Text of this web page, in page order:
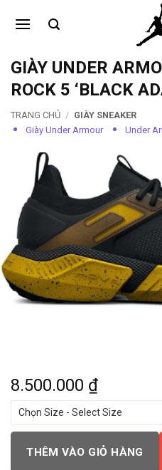
qua
dungGIÀY UNDER
ROCK 5 ‘BLACK
TRANG CHỦ / GIÀY SNEAKER
Giày Under Armour
Under
8.500.000 ₫
THÊM VÀO GIỎ HÀNG